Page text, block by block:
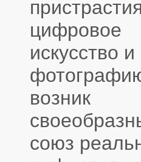
цифровое
искусство и
возник
союз